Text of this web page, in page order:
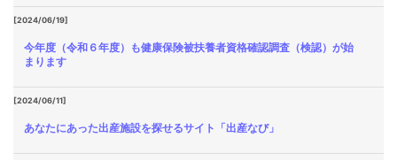
[2024/06/19]
今年度（令和６年度）も健康保険被扶養者資格確認調査（検認）が始
まります
[2024/06/11]
あなたにあった出産施設を探せるサイト「出産なび」